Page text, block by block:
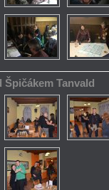
Špičákem Tanvald